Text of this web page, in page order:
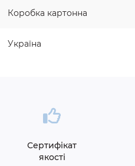
Коробка картонна
Україна
Сертифікат
якості